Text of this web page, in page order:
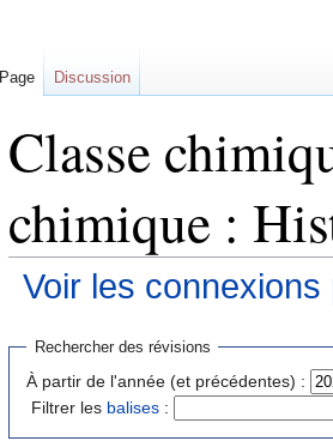
Classe
chimique :
Voir les
Rechercher des révisions
À partir de l'année (et précédentes) :
Filtrer les balises :
Page Discussion